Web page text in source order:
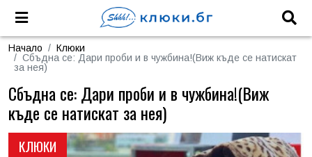
Начало
Клюки
Сбъдна се: Дари проби и в чужбина!(Виж къде се натискат
за нея)
КЛЮКИ
Сбъдна се: Дари проби и в чужбина!(Виж
къде се натискат за нея)